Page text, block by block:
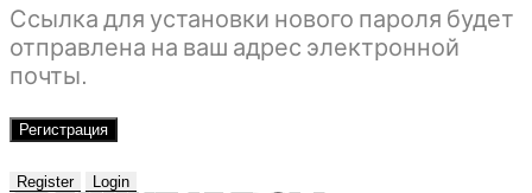
Ссылка для установки нового пароля будет
отправлена ​​на ваш адрес электронной
почты.
Регистрация
Register Login